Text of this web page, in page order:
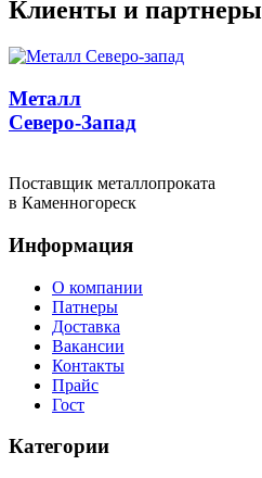
Клиенты и партнеры
Металл
Северо-Запад
Поставщик металлопроката
в Каменногореск
Информация
О компании
Патнеры
Доставка
Вакансии
Контакты
Прайс
Гост
Категории